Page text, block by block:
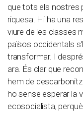
que tots els nostres
riquesa. Hi ha una
viure de les classes
països occidentals
transformar. I
ara. És clar que
hem de
ho sense esperar la
ecosocialista,